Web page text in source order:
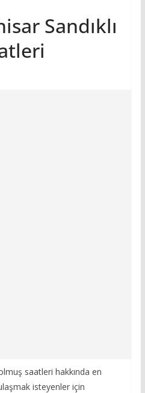
Sandıklı
saatleri hakkında en
isteyenler için